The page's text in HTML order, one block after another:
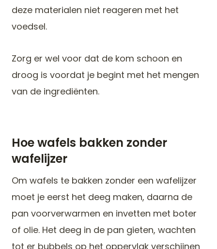
deze materialen niet reageren met het
voedsel.
Zorg er wel voor dat de kom schoon en
droog is voordat je begint met het mengen
van de ingrediënten.
Hoe wafels bakken zonder
wafelijzer
Om wafels te bakken zonder een wafelijzer
moet je eerst het deeg maken, daarna de
pan voorverwarmen en invetten met boter
of olie. Het deeg in de pan gieten, wachten
tot er bubbels op het oppervlak verschijnen